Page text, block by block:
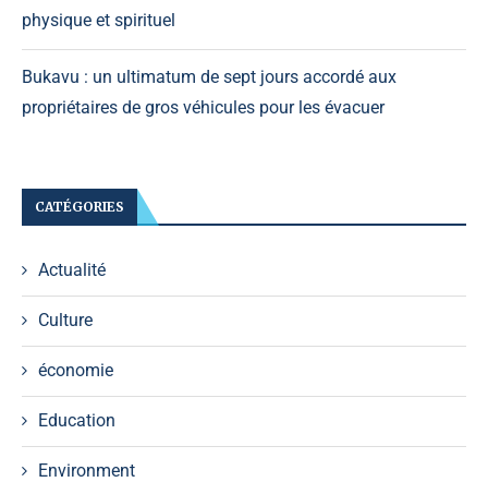
physique et spirituel
Bukavu : un ultimatum de sept jours accordé aux
propriétaires de gros véhicules pour les évacuer
CATÉGORIES
Actualité
Culture
économie
Education
Environment